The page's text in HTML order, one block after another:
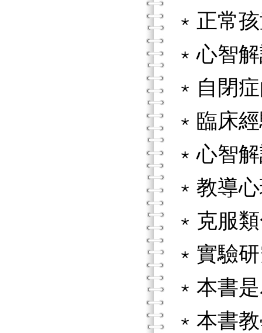
﹡正常
﹡心智
﹡自閉
﹡臨床
﹡心智
﹡教導
﹡克服
﹡實驗
﹡本書
﹡本書